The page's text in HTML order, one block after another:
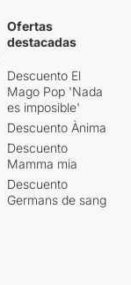
Ofertas
destacadas
Descuento El
Mago Pop 'Nada
es imposible'
Descuento Ànima
Descuento
Mamma mia
Descuento
Germans de sang